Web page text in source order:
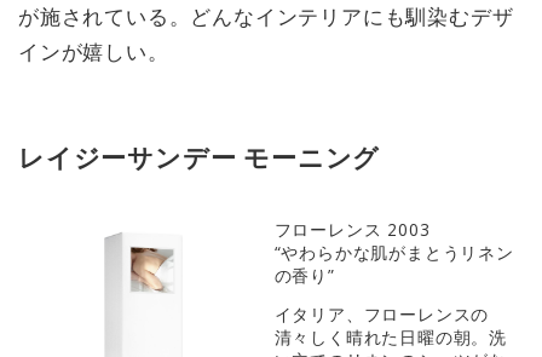
が施されている。どんなインテリアにも馴染むデザ
インが嬉しい。
レイジーサンデー モーニング
フローレンス 2003
“やわらかな肌がまとうリネン
の香り”
イタリア、フローレンスの
清々しく晴れた日曜の朝。洗